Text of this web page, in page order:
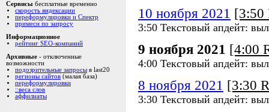
Сервисы бесплатные временно
скорость яндексации
переформулировки и Спектр
примеси по запросу
Информационное
рейтинг SEO-компаний
Архивные - отключенные
возможности
подозрительные запросы в last20
регионы сайтов (малая база)
переформулировки
::веса слов
аффилиаты
10 ноября 2021 [3:50
3:50 Текстовый апдейт:
9 ноября 2021 [4:00
4:00 Текстовый апдейт:
8 ноября 2021 [3:30
3:30 Текстовый апдейт: